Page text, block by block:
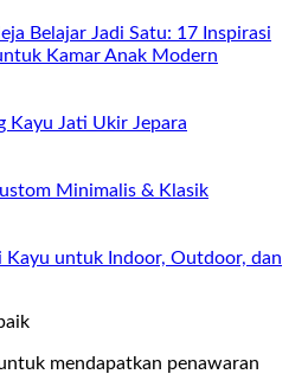
Belajar Jadi Satu: 17 Inspirasi
Kamar Anak Modern
Kayu Jati Ukir Jepara
Minimalis & Klasik
Kayu untuk Indoor, Outdoor, dan
mendapatkan penawaran